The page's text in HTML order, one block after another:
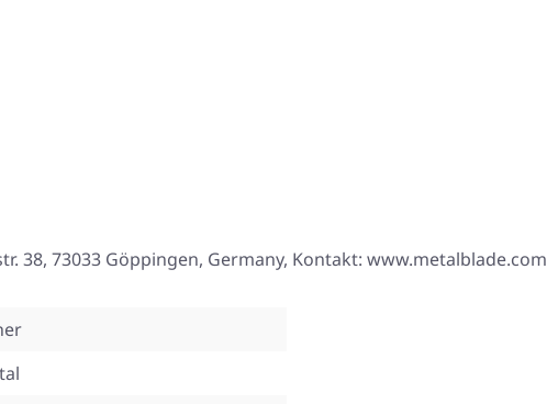
38, 73033 Göppingen, Germany, Kontakt: www.metalblade.com